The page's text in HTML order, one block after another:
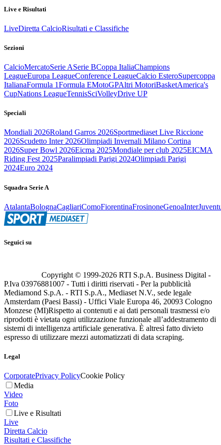
Live e Risultati
LiveDiretta CalcioRisultati e Classifiche
Sezioni
CalcioMercatoSerie ASerie BCoppa ItaliaChampions
LeagueEuropa LeagueConference LeagueCalcio EsteroSupercoppa
ItalianaFormula 1Formula EMotoGPAltri MotoriBasketAmerica's
CupNations LeagueTennisSciVolleyDrive UP
Speciali
Mondiali 2026Roland Garros 2026Sportmediaset Live Riccione
2026Scudetto Inter 2026Olimpiadi Invernali Milano Cortina
2026Super Bowl 2026Eicma 2025Mondiale per club 2025EICMA
Riding Fest 2025Paralimpiadi Parigi 2024Olimpiadi Parigi
2024Euro 2024
Squadra Serie A
AtalantaBolognaCagliariComoFiorentinaFrosinoneGenoaInter
Seguici su
Copyright © 1999-2026 RTI S.p.A. Business Digital -
P.Iva 03976881007 - Tutti i diritti riservati - Per la pubblicità
Mediamond S.p.A. - RTI S.p.A., Mediaset N.V., sede legale
Amsterdam (Paesi Bassi) - Uffici Viale Europa 46, 20093 Cologno
Monzese (MI)Rispetto ai contenuti e ai dati personali trasmessi e/o
riprodotti è vietata ogni utilizzazione funzionale all’addestramento di
sistemi di intelligenza artificiale generativa. È altresì fatto divieto
espresso di utilizzare mezzi automatizzati di data scraping.
Legal
CorporatePrivacy PolicyCookie Policy
Media
Video
Foto
Live e Risultati
Live
Diretta Calcio
Risultati e Classifiche